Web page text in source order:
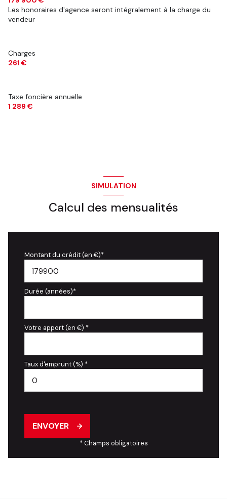
Les honoraires d'agence seront intégralement à la charge du
vendeur
Charges
261 €
Taxe foncière annuelle
1 289 €
SIMULATION
Calcul des mensualités
Montant du crédit (en €)*
Durée (années)*
Votre apport (en €) *
Taux d'emprunt (%) *
ENVOYER
* Champs obligatoires